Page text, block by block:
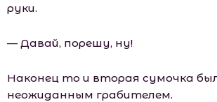
руки.
— Давай, порешу, ну!
Наконец то и вторая сумочка
неожиданным грабителем.